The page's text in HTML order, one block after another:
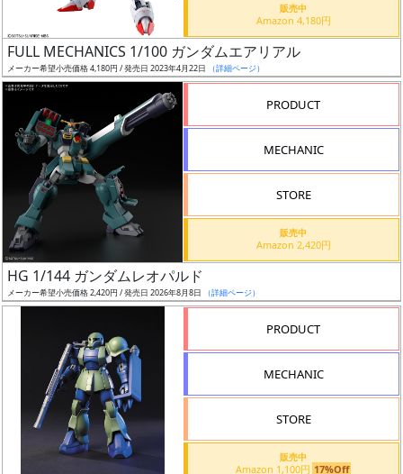
況
売
む
前
抽
選
販売中
Amazon 4,180円
FULL MECHANICS 1/100 ガンダムエアリアル
メーカー希望小売価格 4,180円 / 発売日 2023年4月22日 （詳細ページ）
PRODUCT
MECHANIC
STORE
販売中
Amazon 2,420円
HG 1/144 ガンダムレオパルド
メーカー希望小売価格 2,420円 / 発売日 2026年8月8日 （詳細ページ）
PRODUCT
MECHANIC
STORE
販売中
Amazon 1,100円 17%Off